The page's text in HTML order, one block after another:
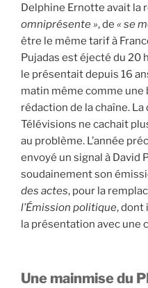
Delphine Ernotte avait la
omniprésente », de « se
être le même tarif à
Pujadas est éjecté du 20
le présentait depuis 16
matin même comme une
rédaction de la chaîne.
Télévisions ne cachait
au problème. L’année
envoyé un signal à David
soudainement son
des actes, pour la
l’Émission politique, dont
la présentation avec une
Une mainmise du